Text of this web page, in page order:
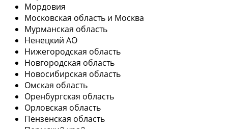
Мордовия
Московская область и Москва
Мурманская область
Ненецкий АО
Нижегородская область
Новгородская область
Новосибирская область
Омская область
Оренбургская область
Орловская область
Пензенская область